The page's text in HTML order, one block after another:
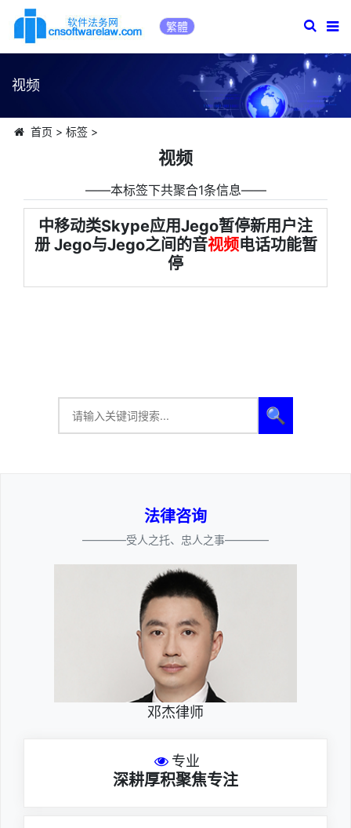
繁體
视频
首页 > 标签>
视频
――本标签下共聚合1条信息――
中移动类Skype应用Jego暂停新用户注
册 Jego与Jego之间的音视频电话功能暂
停
🔍
法律咨询
————受人之托、忠人之事————
邓杰律师
专业
深耕厚积聚焦专注